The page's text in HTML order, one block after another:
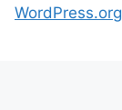
WordPress.org